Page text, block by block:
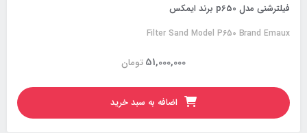
فیلترشنی مدل p650 برند ایمکس
Filter Sand Model P650 Brand Emaux
تومان51,000,000
اضافه به سبد خرید